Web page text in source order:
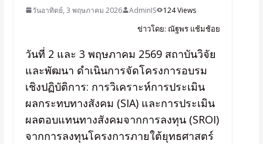
วันอาทิตย์, 3 พฤษภาคม 2026 AdminIS 124 Views
ข่าวโดย: ณัฐพร แช้มช้อย
วันที่ 2 และ 3 พฤษภาคม 2569 สถาบันวิจัย
และพัฒนา ดำเนินการจัดโครงการอบรม
เชิงปฏิบัติการ: การวิเคราะห์การประเมิน
ผลกระทบทางสังคม (SIA) และการประเมิน
ผลตอบแทนทางสังคมจากการลงทุน (SROI)
จากการลงทุนโครงการภายใต้ยุทธศาสตร์